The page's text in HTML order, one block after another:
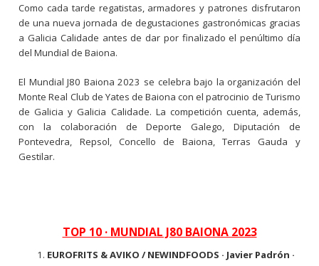
Como cada tarde regatistas, armadores y patrones disfrutaron
de una nueva jornada de degustaciones gastronómicas gracias
a Galicia Calidade antes de dar por finalizado el penúltimo día
del Mundial de Baiona.
El Mundial J80 Baiona 2023 se celebra bajo la organización del
Monte Real Club de Yates de Baiona con el patrocinio de Turismo
de Galicia y Galicia Calidade. La competición cuenta, además,
con la colaboración de Deporte Galego, Diputación de
Pontevedra, Repsol, Concello de Baiona, Terras Gauda y
Gestilar.
TOP 10 · MUNDIAL J80 BAIONA 2023
EUROFRITS & AVIKO / NEWINDFOODS · Javier Padrón ·